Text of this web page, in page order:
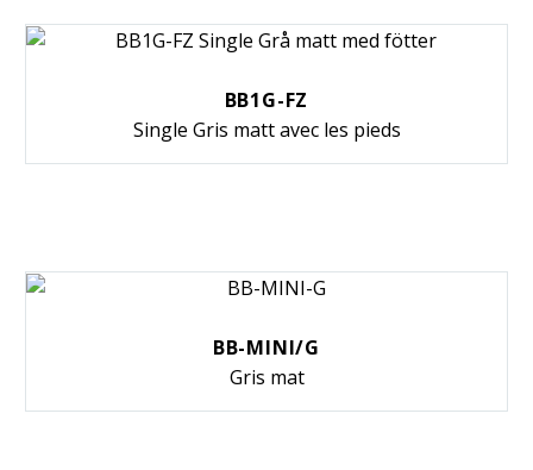
BB1G-FZ
Single Gris matt avec les pieds
BB-MINI/G
Gris mat